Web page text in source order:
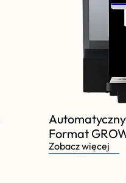
Format
Zobacz więcej